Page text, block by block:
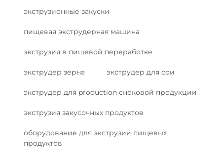
экструзионные закуски
пищевая экструдерная машина
экструзия в пищевой переработке
экструдер зерна экструдер для сои
экструдер для production снековой продукции
экструзия закусочных продуктов
оборудование для экструзии пищевых
продуктов